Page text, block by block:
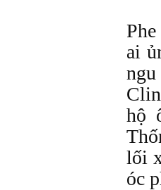
ai
hộ
lối
óc